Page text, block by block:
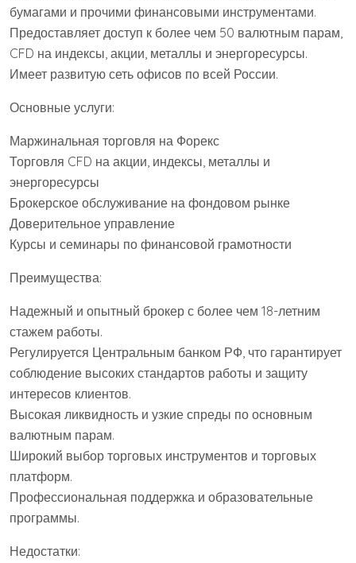
бумагами и прочими финансовыми инструментами.
Предоставляет доступ к более чем 50 валютным парам,
CFD на индексы, акции, металлы и энергоресурсы.
Имеет развитую сеть офисов по всей России.
Основные услуги:
Маржинальная торговля на Форекс
Торговля CFD на акции, индексы, металлы и
энергоресурсы
Брокерское обслуживание на фондовом рынке
Доверительное управление
Курсы и семинары по финансовой грамотности
Преимущества:
Надежный и опытный брокер с более чем 18-летним
стажем работы.
Регулируется Центральным банком РФ, что гарантирует
соблюдение высоких стандартов работы и защиту
интересов клиентов.
Высокая ликвидность и узкие спреды по основным
валютным парам.
Широкий выбор торговых инструментов и торговых
платформ.
Профессиональная поддержка и образовательные
программы.
Недостатки: